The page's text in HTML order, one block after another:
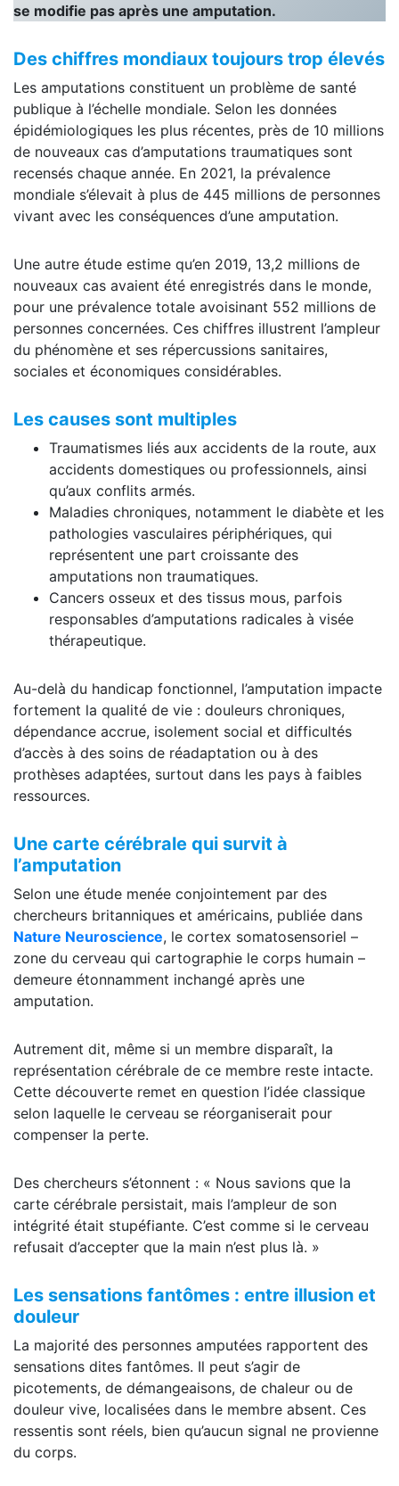
se modifie pas après une amputation.
Des chiffres mondiaux toujours trop élevés
Les amputations constituent un problème de santé
publique à l’échelle mondiale. Selon les données
épidémiologiques les plus récentes, près de 10 millions
de nouveaux cas d’amputations traumatiques sont
recensés chaque année. En 2021, la prévalence
mondiale s’élevait à plus de 445 millions de personnes
vivant avec les conséquences d’une amputation.
Une autre étude estime qu’en 2019, 13,2 millions de
nouveaux cas avaient été enregistrés dans le monde,
pour une prévalence totale avoisinant 552 millions de
personnes concernées. Ces chiffres illustrent l’ampleur
du phénomène et ses répercussions sanitaires,
sociales et économiques considérables.
Les causes sont multiples
Traumatismes liés aux accidents de la route, aux
accidents domestiques ou professionnels, ainsi
qu’aux conflits armés.
Maladies chroniques, notamment le diabète et les
pathologies vasculaires périphériques, qui
représentent une part croissante des
amputations non traumatiques.
Cancers osseux et des tissus mous, parfois
responsables d’amputations radicales à visée
thérapeutique.
Au-delà du handicap fonctionnel, l’amputation impacte
fortement la qualité de vie : douleurs chroniques,
dépendance accrue, isolement social et difficultés
d’accès à des soins de réadaptation ou à des
prothèses adaptées, surtout dans les pays à faibles
ressources.
Une carte cérébrale qui survit à
l’amputation
Selon une étude menée conjointement par des
chercheurs britanniques et américains, publiée dans
Nature Neuroscience, le cortex somatosensoriel –
zone du cerveau qui cartographie le corps humain –
demeure étonnamment inchangé après une
amputation.
Autrement dit, même si un membre disparaît, la
représentation cérébrale de ce membre reste intacte.
Cette découverte remet en question l’idée classique
selon laquelle le cerveau se réorganiserait pour
compenser la perte.
Des chercheurs s’étonnent : « Nous savions que la
carte cérébrale persistait, mais l’ampleur de son
intégrité était stupéfiante. C’est comme si le cerveau
refusait d’accepter que la main n’est plus là. »
Les sensations fantômes : entre illusion et
douleur
La majorité des personnes amputées rapportent des
sensations dites fantômes. Il peut s’agir de
picotements, de démangeaisons, de chaleur ou de
douleur vive, localisées dans le membre absent. Ces
ressentis sont réels, bien qu’aucun signal ne provienne
du corps.